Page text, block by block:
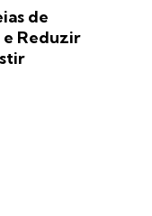
de
e Reduzir